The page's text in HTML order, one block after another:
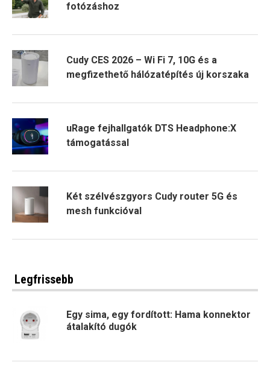
fotózáshoz
Cudy CES 2026 – Wi Fi 7, 10G és a
megfizethető hálózatépítés új korszaka
uRage fejhallgatók DTS Headphone:X
támogatással
Két szélvészgyors Cudy router 5G és
mesh funkcióval
Legfrissebb
Egy sima, egy fordított: Hama konnektor
átalakító dugók